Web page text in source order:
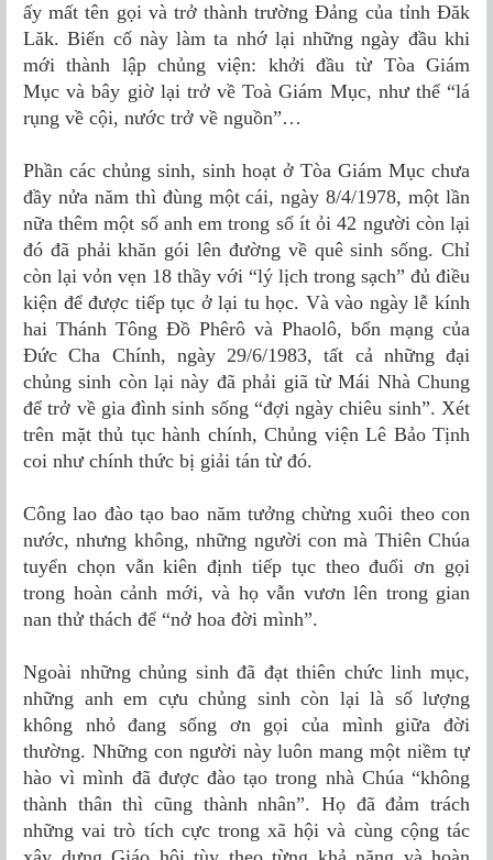
ấy mất tên gọi và trở thành trường Đảng của tỉnh Đăk
Lăk. Biến cố này làm ta nhớ lại những ngày đầu khi
mới thành lập chủng viện: khởi đầu từ Tòa Giám
Mục và bây giờ lại trở về Toà Giám Mục, như thể “lá
rụng về cội, nước trở về nguồn”…
Phần các chủng sinh, sinh hoạt ở Tòa Giám Mục chưa
đầy nửa năm thì đùng một cái, ngày 8/4/1978, một lần
nữa thêm một số anh em trong số ít ỏi 42 người còn lại
đó đã phải khăn gói lên đường về quê sinh sống. Chỉ
còn lại vỏn vẹn 18 thầy với “lý lịch trong sạch” đủ điều
kiện để được tiếp tục ở lại tu học. Và vào ngày lễ kính
hai Thánh Tông Ðồ Phêrô và Phaolô, bổn mạng của
Ðức Cha Chính, ngày 29/6/1983, tất cả những đại
chủng sinh còn lại này đã phải giã từ Mái Nhà Chung
để trở về gia đình sinh sống “đợi ngày chiêu sinh”. Xét
trên mặt thủ tục hành chính, Chủng viện Lê Bảo Tịnh
coi như chính thức bị giải tán từ đó.
Công lao đào tạo bao năm tưởng chừng xuôi theo con
nước, nhưng không, những người con mà Thiên Chúa
tuyển chọn vẫn kiên định tiếp tục theo đuổi ơn gọi
trong hoàn cảnh mới, và họ vẫn vươn lên trong gian
nan thử thách để “nở hoa đời mình”.
Ngoài những chủng sinh đã đạt thiên chức linh mục,
những anh em cựu chủng sinh còn lại là số lượng
không nhỏ đang sống ơn gọi của mình giữa đời
thường. Những con người này luôn mang một niềm tự
hào vì mình đã được đào tạo trong nhà Chúa “không
thành thân thì cũng thành nhân”. Họ đã đảm trách
những vai trò tích cực trong xã hội và cùng cộng tác